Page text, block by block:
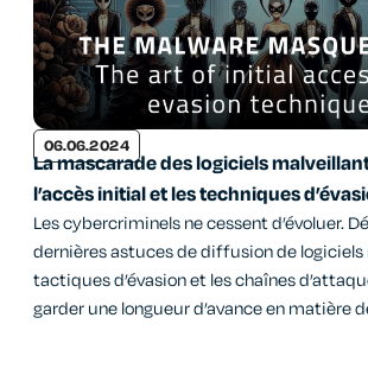
06.06.2024
La mascarade des logiciels
l’accès initial et les techniques
Les cybercriminels ne cessent d’évoluer.
dernières astuces de diffusion de logiciels
tactiques d’évasion et les chaînes
garder une longueur d’avance en matière